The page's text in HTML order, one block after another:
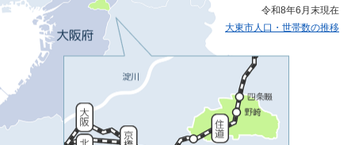
令和8年6月末現在
大東市人口・世帯数の推移